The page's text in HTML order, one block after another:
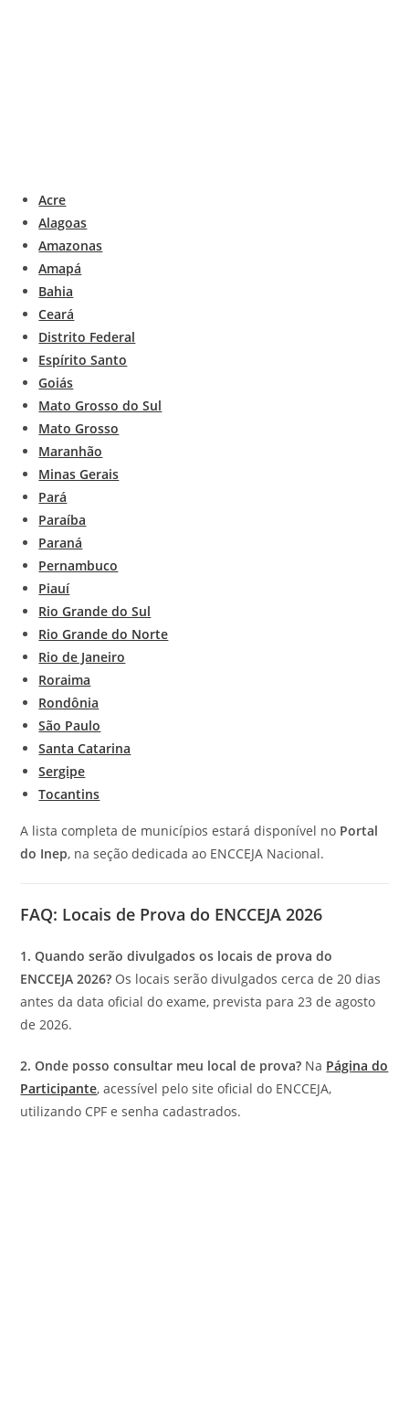
Acre
Alagoas
Amazonas
Amapá
Bahia
Ceará
Distrito Federal
Espírito Santo
Goiás
Mato Grosso do Sul
Mato Grosso
Maranhão
Minas Gerais
Pará
Paraíba
Paraná
Pernambuco
Piauí
Rio Grande do Sul
Rio Grande do Norte
Rio de Janeiro
Roraima
Rondônia
São Paulo
Santa Catarina
Sergipe
Tocantins
A lista completa de municípios estará disponível no Portal
do Inep, na seção dedicada ao ENCCEJA Nacional.
FAQ: Locais de Prova do ENCCEJA 2026
1. Quando serão divulgados os locais de prova do
ENCCEJA 2026? Os locais serão divulgados cerca de 20 dias
antes da data oficial do exame, prevista para 23 de agosto
de 2026.
2. Onde posso consultar meu local de prova? Na Página do
Participante, acessível pelo site oficial do ENCCEJA,
utilizando CPF e senha cadastrados.